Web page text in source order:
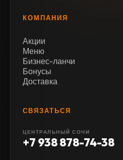
КОМПАНИЯ
Акции
Меню
Бизнес-ланчи
Бонусы
Доставка
СВЯЗАТЬСЯ
ЦЕНТРАЛЬНЫЙ СОЧИ
+7 938 878-74-38